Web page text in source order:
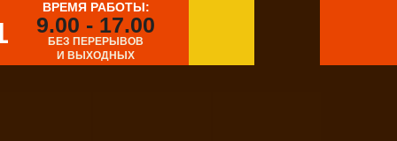
ВРЕМЯ РАБОТЫ:
9.00 - 17.00
БЕЗ ПЕРЕРЫВОВ
И ВЫХОДНЫХ